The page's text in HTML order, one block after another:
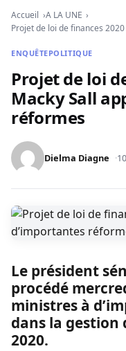
Accueil
A LA UNE
Projet de loi de finances
ENQUÊTEPOLITIQUE
Projet de loi
Macky Sall
réformes
Dielma Diagne
Le président
procédé
ministres à
dans la gestion
2020.